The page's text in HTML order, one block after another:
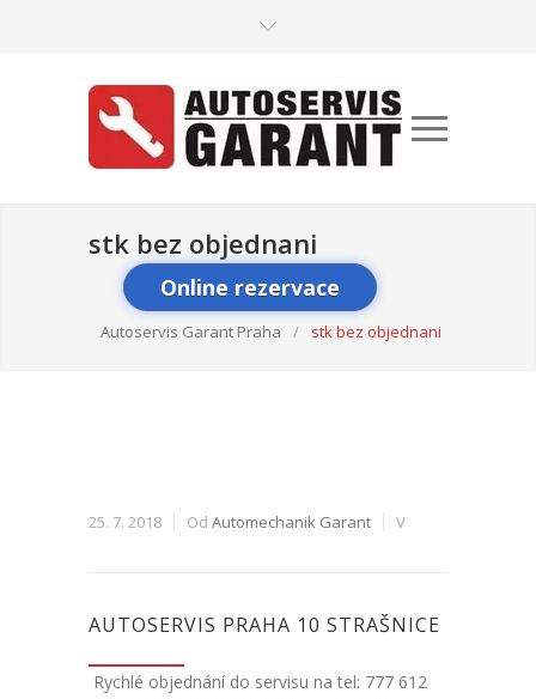
stk bez objednani
Online rezervace
Autoservis Garant Praha / stk bez objednani
25. 7. 2018 Od Automechanik Garant V
AUTOSERVIS PRAHA 10 STRAŠNICE
Rychlé objednání do servisu na tel: 777 612